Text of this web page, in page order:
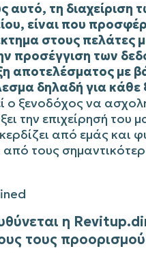
αυτό, τη διαχείριση
είναι που
στους πελάτες
προσέγγιση των
αποτελέσματος με
δηλαδή για κάθε
ο ξενοδόχος να
την επιχείρησή
από εμάς και
από τους
η
τους